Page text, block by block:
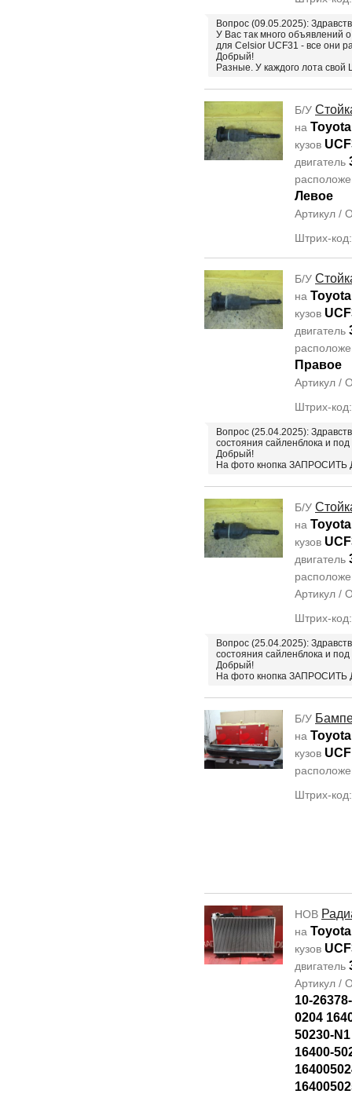
Вопрос (09.05.2025):
У Вас так много объявлений
для Celsior UCF31 - все они
Добрый!
Разные. У каждого лота
Б/У
на
кузов
двигатель
Левое
Артикул /
Штрих-
Б/У
на
кузов
двигатель
Правое
Артикул /
Штрих-
Вопрос (25.04.2025):
состояния сайленблока и
Добрый!
На фото кнопка
Б/У
на
кузов
двигатель
Артикул /
Штрих-
Вопрос (25.04.2025):
состояния сайленблока и
Добрый!
На фото кнопка
Б/У
на
кузов
Штрих-
НОВ
на
кузов
двигатель
Артикул /
10-
0204
50230-
16400-